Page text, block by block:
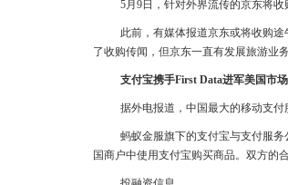
5月9日，针对外界流传的京东将
此前，有媒体报道京东或将收购
了收购传闻，但京东一直有发展旅游业
支付宝携手First Data进军美国市
据外电报道，中国最大的移动支
蚂蚁金服旗下的支付宝与支付服务
国商户中使用支付宝购买商品。双方的